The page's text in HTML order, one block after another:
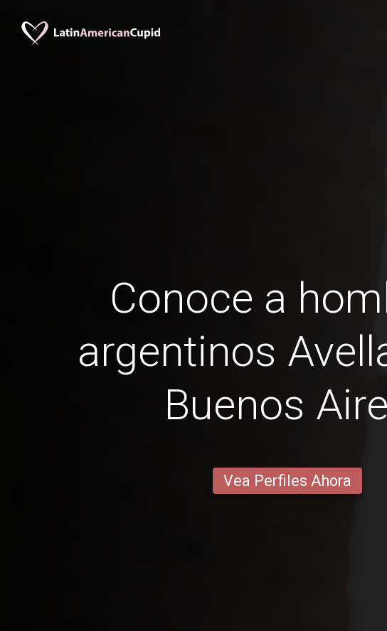
Conoce a
argentinos
Buenos
Vea Perfiles Ahora